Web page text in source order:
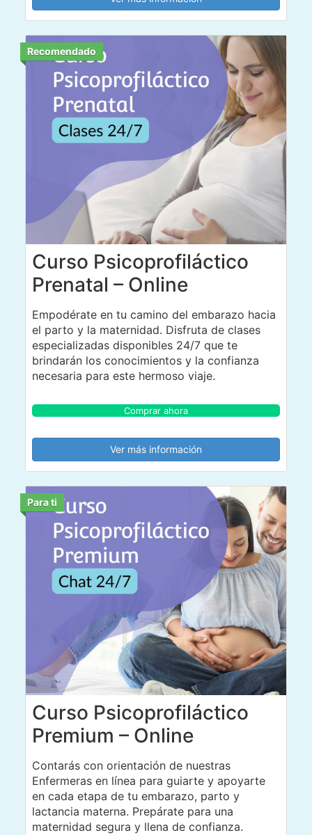
Recomendado
Curso Psicoprofiláctico
Prenatal – Online
Empodérate en tu camino del embarazo hacia
el parto y la maternidad. Disfruta de clases
especializadas disponibles 24/7 que te
brindarán los conocimientos y la confianza
necesaria para este hermoso viaje.
Comprar ahora
Ver más información
Para ti
Curso Psicoprofiláctico
Premium – Online
Contarás con orientación de nuestras
Enfermeras en línea para guiarte y apoyarte
en cada etapa de tu embarazo, parto y
lactancia materna. Prepárate para una
maternidad segura y llena de confianza.